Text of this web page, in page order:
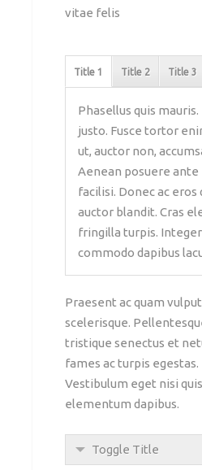
vitae felis
Title 1 Title 2 Title 3
Phasellus quis
justo. Fusce tortor
ut, auctor non,
Aenean posuere ante
facilisi. Donec ac eros
auctor blandit. Cras
fringilla turpis.
commodo dapibus
Praesent ac quam
scelerisque.
tristique senectus et
fames ac turpis egestas.
Vestibulum eget nisi
elementum dapibus.
Toggle Title